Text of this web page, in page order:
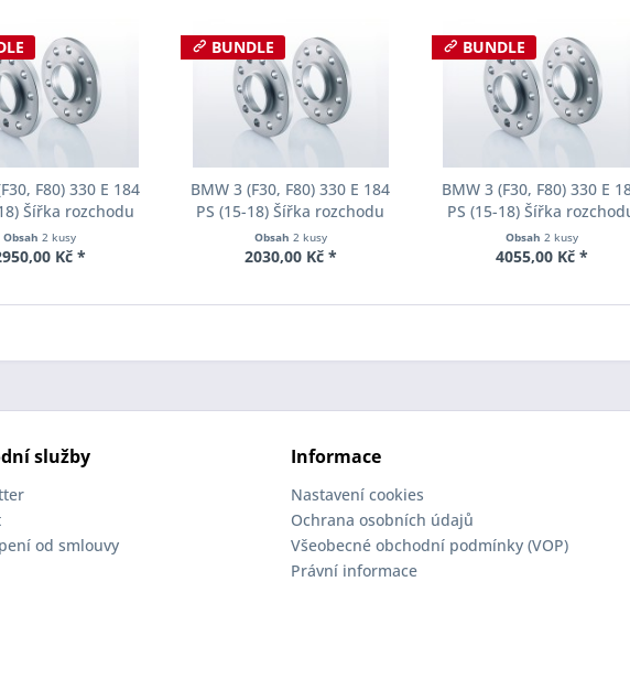
F80) 330 E 184
Šířka rozchodu
Spacer S90-2-12-
Tloušťka 12mm
Obsah2 kusy
Kč *
BUNDLE
BMW 3 (F30, F80) 330 E 184
PS (15-18) Šířka rozchodu
Eibach Pro-Spacer S90-2-15-
001 System2 Tloušťka 15mm
Obsah 2 kusy
2030,00 Kč *
BUNDLE
BMW 3 (F30, F80) 330 E
PS (15-18) Šířka
Eibach Pro-Spacer S90-2-
020 System2 Tloušťka
Obsah 2 kusy
4055,00 Kč *
služby
od smlouvy
Informace
Nastavení cookies
Ochrana osobních údajů
Všeobecné obchodní podmínky (VOP)
Právní informace